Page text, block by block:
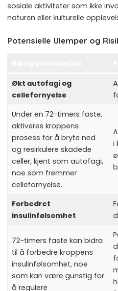
sosiale aktiviteter som ikke
naturen eller kulturelle
Potensielle Ulemper og
Økt autofagi og
cellefornyelse
Under en 72-timers faste,
aktiveres kroppens
prosess for å bryte ned
og resirkulere skadede
celler, kjent som autofagi,
noe som fremmer
cellefornyelse.
i
Forbedret
insulinfølsomhet
72-timers faste kan bidra
til å forbedre kroppens
insulinfølsomhet, noe
som kan være gunstig for
å regulere